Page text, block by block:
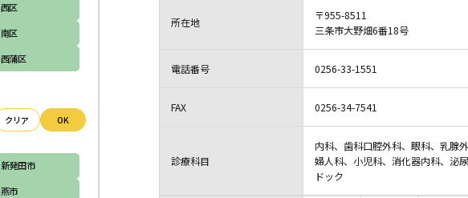
所在地
〒955-8511
三条市大野畑6番18号
電話番号 0256-33-1551
FAX 0256-34-7541
診療科目
内科、歯科口腔外科、眼科、乳腺
婦人科、小児科、消化器内科、泌
ドック
西区
南区
西蒲区
クリア OK
新発田市
燕市